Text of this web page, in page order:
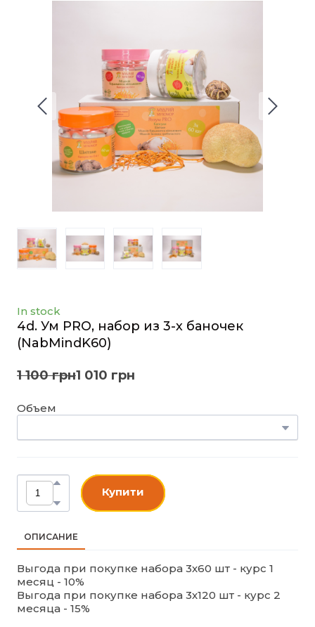
In stock
4d. Ум PRO, набор из 3-х баночек
(NabMindK60)
1 100 грн1 010 грн
Объем
Купити
ОПИСАНИЕ
Выгода при покупке набора 3х60 шт - курс 1
месяц - 10%
Выгода при покупке набора 3х120 шт - курс 2
месяца - 15%